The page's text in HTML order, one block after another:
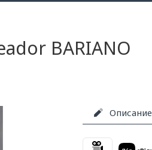
BARIANO
Описание